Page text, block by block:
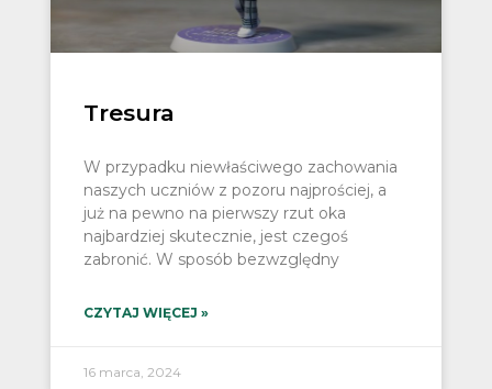
Tresura
W przypadku niewłaściwego zachowania
naszych uczniów z pozoru najprościej, a
już na pewno na pierwszy rzut oka
najbardziej skutecznie, jest czegoś
zabronić. W sposób bezwzględny
CZYTAJ WIĘCEJ »
16 marca, 2024